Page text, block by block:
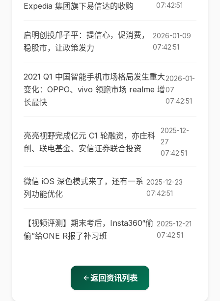
Expedia 集团旗下易信达的收购
07:42:51
启明创投邝子平：提信心，促消费，
稳股市，让政策发力
2026-01-09
07:42:51
2021 Q1 中国智能手机市场格局发生重大
变化：OPPO、vivo 领跑市场 realme 增
长最快
2026-01-
07
07:42:51
亮亮视野完成亿元 C1 轮融资，亦庄科
创、联电基金、安信证券联合投资
2025-12-
27
07:42:51
微信 iOS 深色模式来了，还有一系
列功能优化
2025-12-23
07:42:51
【视频评测】期末考后，Insta360“偷
偷”给ONE R报了补习班
2025-12-21
07:42:51
返回资讯列表